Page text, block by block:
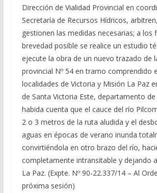
Dirección de Vialidad Provincial en
Secretaría de Recursos Hídricos,
gestionen las medidas necesarias; a los
brevedad posible se realice un estudio
ejecute la obra de un nuevo trazado de
provincial Nº 54 en tramo comprendido
localidades de Victoria y Misión La Paz
de Santa Victoria Este, departamento de
habida cuenta que el cauce del río
2 o 3 metros de la ruta aludida y el
aguas en épocas de verano inunda
convirtiéndola en otro brazo del río,
completamente intransitable y dejando
La Paz. (Expte. Nº 90-22.337/14 – Al
próxima sesión)